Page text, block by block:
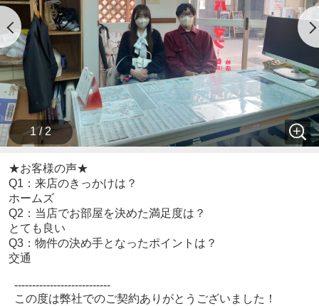
1 / 2
★お客様の声★
Q1：来店のきっかけは？
ホームズ
Q2：当店でお部屋を決めた満足度は？
とても良い
Q3：物件の決め手となったポイントは？
交通
---------------------------
この度は弊社でのご契約ありがとうございました！